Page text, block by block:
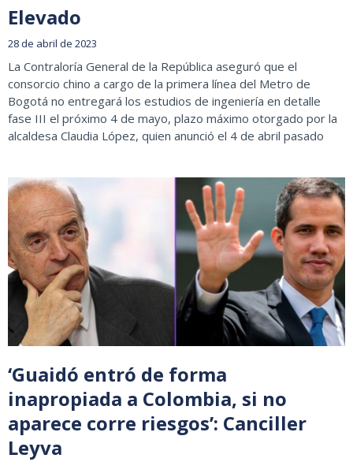
Elevado
28 de abril de 2023
La Contraloría General de la República aseguró que el
consorcio chino a cargo de la primera línea del Metro de
Bogotá no entregará los estudios de ingeniería en detalle
fase III el próximo 4 de mayo, plazo máximo otorgado por la
alcaldesa Claudia López, quien anunció el 4 de abril pasado
‘Guaidó entró de forma
inapropiada a Colombia, si no
aparece corre riesgos’: Canciller
Leyva